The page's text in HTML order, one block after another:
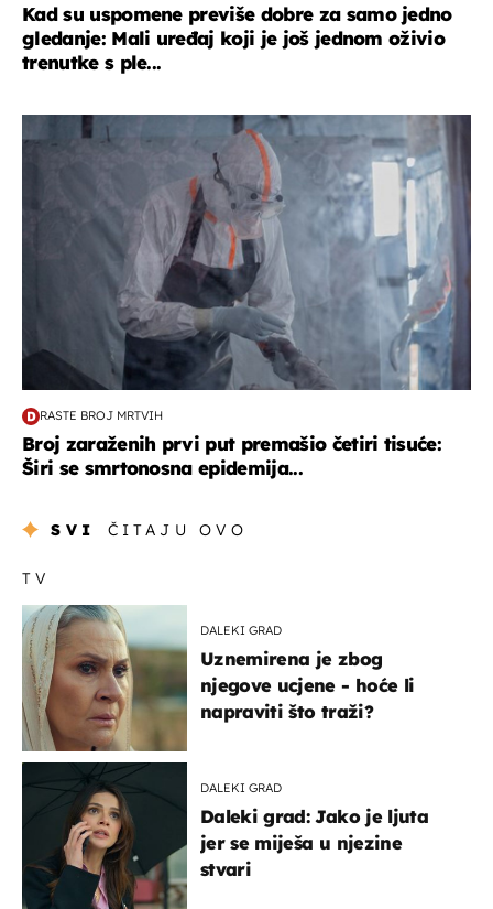
Kad su uspomene previše dobre za samo jedno
gledanje: Mali uređaj koji je još jednom oživio
trenutke s ple...
RASTE BROJ MRTVIH
Broj zaraženih prvi put premašio četiri tisuće:
Širi se smrtonosna epidemija...
SVI ČITAJU OVO
TV
DALEKI GRAD
Uznemirena je zbog
njegove ucjene - hoće li
napraviti što traži?
DALEKI GRAD
Daleki grad: Jako je ljuta
jer se miješa u njezine
stvari